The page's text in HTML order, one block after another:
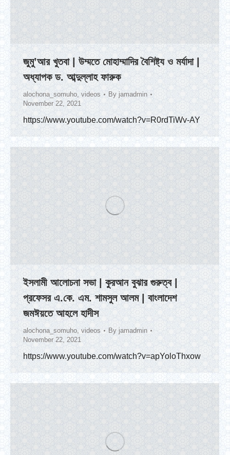
জুমু’আর খুতবা | উম্মতে মোহাম্মাদির বৈশিষ্ট্য ও মর্যাদা |
অধ্যাপক ড. আব্দুল্লাহ ফারুক
alochona_somuho, videos By jamadmin
November 22, 2021
https://www.youtube.com/watch?v=R0rdTiWv-AY
ইসলামী আলোচনা সভা | কুরআন বুঝার গুরুত্ব |
প্রফেসর এ.কে. এম. শামসুল আলম | বাংলাদেশ
জমঈয়তে আহলে হাদীস
alochona_somuho, videos By jamadmin
November 22, 2021
https://www.youtube.com/watch?v=apYoloThxow